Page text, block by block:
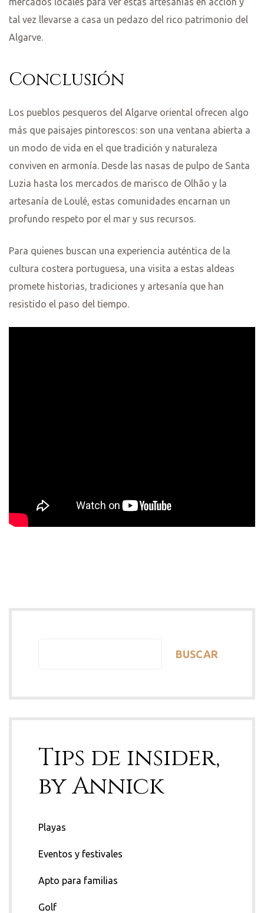
tal vez llevarse a casa un pedazo del rico patrimonio del
Algarve.
Conclusión
Los pueblos pesqueros del Algarve oriental ofrecen algo
más que paisajes pintorescos: son una ventana abierta a
un modo de vida en el que tradición y naturaleza
conviven en armonía. Desde las nasas de pulpo de Santa
Luzia hasta los mercados de marisco de Olhão y la
artesanía de Loulé, estas comunidades encarnan un
profundo respeto por el mar y sus recursos.
Para quienes buscan una experiencia auténtica de la
cultura costera portuguesa, una visita a estas aldeas
promete historias, tradiciones y artesanía que han
resistido el paso del tiempo.
BUSCAR
Tips de insider,
by Annick
Playas
Eventos y festivales
Apto para familias
Golf